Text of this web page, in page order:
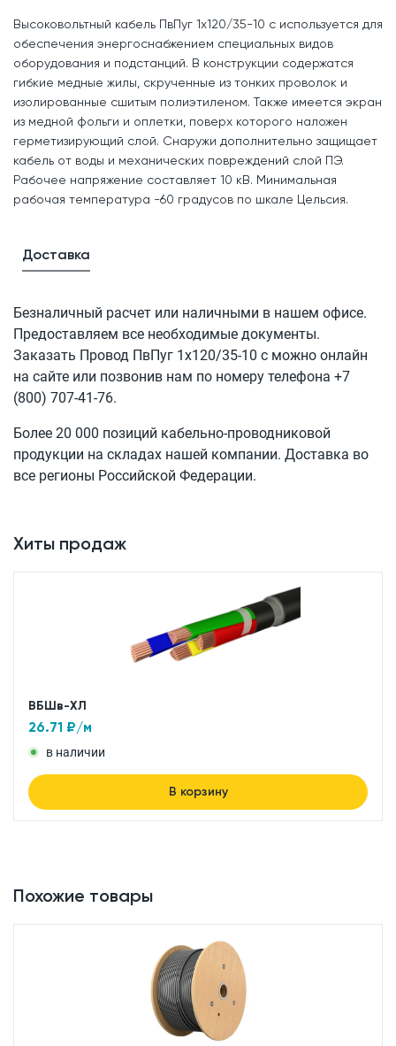
Высоковольтный кабель ПвПуг 1x120/35-10 с используется для
обеспечения энергоснабжением специальных видов
оборудования и подстанций. В конструкции содержатся
гибкие медные жилы, скрученные из тонких проволок и
изолированные сшитым полиэтиленом. Также имеется экран
из медной фольги и оплетки, поверх которого наложен
герметизирующий слой. Снаружи дополнительно защищает
кабель от воды и механических повреждений слой ПЭ.
Рабочее напряжение составляет 10 кВ. Минимальная
рабочая температура -60 градусов по шкале Цельсия.
Доставка
Безналичный расчет или наличными в нашем офисе.
Предоставляем все необходимые документы.
Заказать Провод ПвПуг 1x120/35-10 с можно онлайн
на сайте или позвонив нам по номеру телефона +7
(800) 707-41-76.
Более 20 000 позиций кабельно-проводниковой
продукции на складах нашей компании. Доставка во
все регионы Российской Федерации.
Хиты продаж
ВБШв-ХЛ
26.71 ₽/м
в наличии
В корзину
Похожие товары